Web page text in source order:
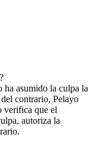
ha asumido la culpa la
contrario, Pelayo
verifica que el
autoriza la